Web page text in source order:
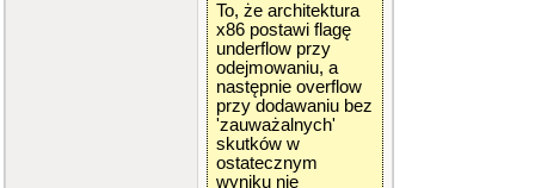
To, że architektura
x86 postawi flagę
underflow przy
odejmowaniu, a
następnie overflow
przy dodawaniu bez
'zauważalnych'
skutków w
ostatecznym
wyniku nie